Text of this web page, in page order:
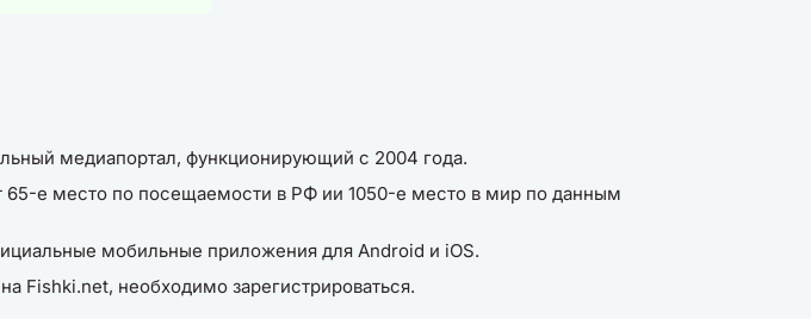
медиапортал, функционирующий с 2004 года.
65-е место по посещаемости в РФ ии 1050-е место в мир по данным
мобильные приложения для Android и iOS.
Fishki.net, необходимо зарегистрироваться.